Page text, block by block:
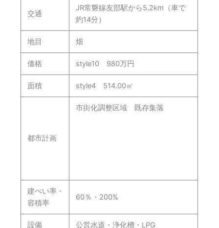
交通
JR常磐線友部駅から5.2km（車で
約14分）
地目 畑
価格 style10 980万円
面積 style4 514.00㎡
都市計画
市街化調整区域 既存集落
建ぺい率・
容積率
60％・200%
設備 公営水道・浄化槽・LPG